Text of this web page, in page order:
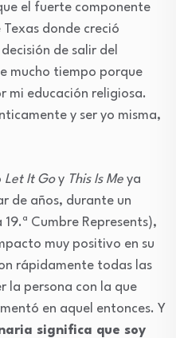
el fuerte componente
donde creció
de salir del
mucho tiempo porque
mi educación religiosa.
y ser yo misma,
Let It Goy This Is Me ya
de años, durante un
Cumbre Represents),
muy positivo en su
rápidamente todas las
la persona con la que
en aquel entonces. Y
significa que soy